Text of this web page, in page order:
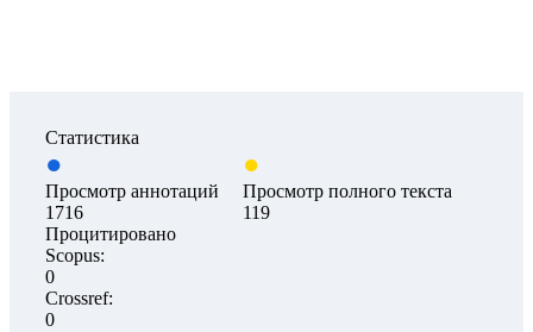
Статистика
Просмотр аннотаций
1716
Просмотр полного текста
119
Процитировано
Scopus:
0
Crossref:
0